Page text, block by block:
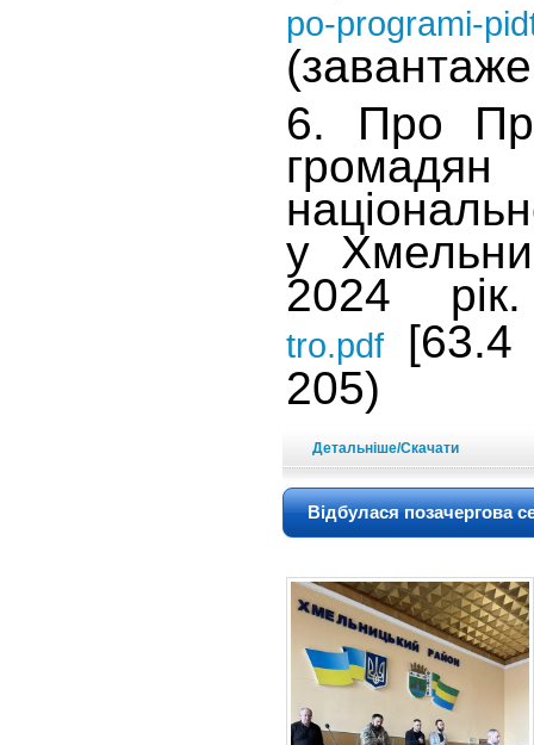
po-programi-
6. Про
у
2024
tro.pdf
[63.4
205)
Детальніше/Скачати
Відбулася позачергова